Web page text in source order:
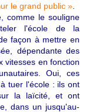
le grand public »
comme le souligne
l'école de la
façon à mettre en
dépendante des
vitesses en fonction
Oui, ces
tuer l'école : ils ont
la laïcité, et ont
dans un jusqu'au-